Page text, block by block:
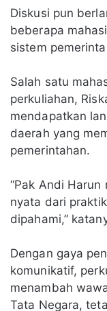
Diskusi pun
beberapa
sistem
Salah satu
perkuliahan,
mendapatkan
daerah yang
pemerintahan.
“Pak Andi
nyata dari
dipahami,”
Dengan gaya
komunikatif,
menambah
Tata Negara,